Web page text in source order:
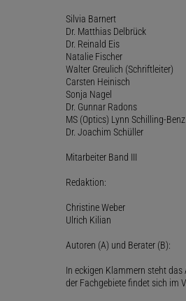
Silvia Barnert
Dr. Matthias Delbrück
Dr. Reinald Eis
Natalie Fischer
Walter Greulich (Schriftleiter)
Carsten Heinisch
Sonja Nagel
Dr. Gunnar Radons
MS (Optics) Lynn Schilling-Benz
Dr. Joachim Schüller
Mitarbeiter Band III
Redaktion:
Christine Weber
Ulrich Kilian
Autoren (A) und Berater (B):
In eckigen Klammern steht
der Fachgebiete findet sich im